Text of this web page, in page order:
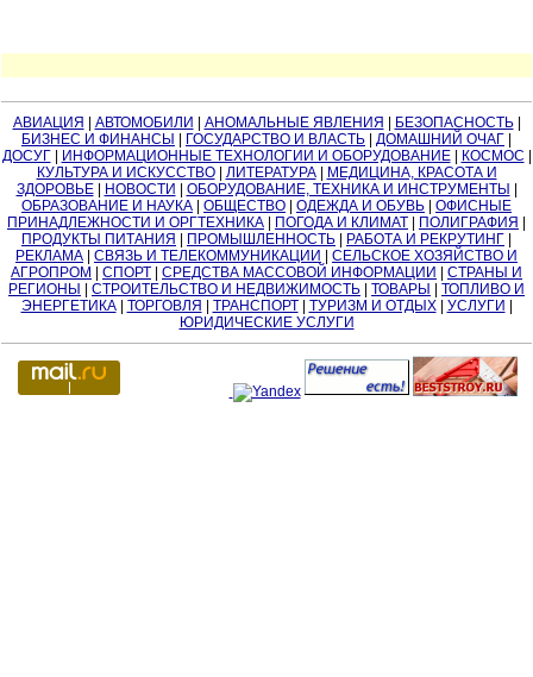
АВИАЦИЯ АВТОМОБИЛИ АНОМАЛЬНЫЕ ЯВЛЕНИЯ БЕЗОПАСНОСТЬ|
БИЗНЕС И ФИНАНСЫ
ГОСУДАРСТВО И ВЛАСТЬ ДОМАШНИЙ ОЧАГ
ДОСУГ| ИНФОРМАЦИОННЫЕ ТЕХНОЛОГИИ И ОБОРУДОВАНИЕ| КОСМОС
КУЛЬТУРА И ИСКУССТВО| ЛИТЕРАТУРА|
МЕДИЦИНА, КРАСОТА И
ЗДОРОВЬЕ| НОВОСТИ ОБОРУДОВАНИЕ, ТЕХНИКА И ИНСТРУМЕНТЫ
ОБРАЗОВАНИЕ И НАУКА
ОБЩЕСТВО ОДЕЖДА И ОБУВЬ
ОФИСНЫЕ
ПРИНАДЛЕЖНОСТИ И ОРГТЕХНИКА
ПОГОДА И КЛИМАТ ПОЛИГРАФИЯ
ПРОДУКТЫ ПИТАНИЯ
ПРОМЫШЛЕННОСТЬ РАБОТА И РЕКРУТИНГ
РЕКЛАМА
СВЯЗЬ И ТЕЛЕКОММУНИКАЦИИ
СЕЛЬСКОЕ ХОЗЯЙСТВО И
АГРОПРОМ
СПОРТ СРЕДСТВА МАССОВОЙ ИНФОРМАЦИИ
СТРАНЫ И
РЕГИОНЫ
СТРОИТЕЛЬСТВО И НЕДВИЖИМОСТЬ ТОВАРЫ
ТОПЛИВО И
ЭНЕРГЕТИКА| ТОРГОВЛЯ ТРАНСПОРТ| ТУРИЗМ И ОТДЫХ| УСЛУГИ
ЮРИДИЧЕСКИЕ УСЛУГИ